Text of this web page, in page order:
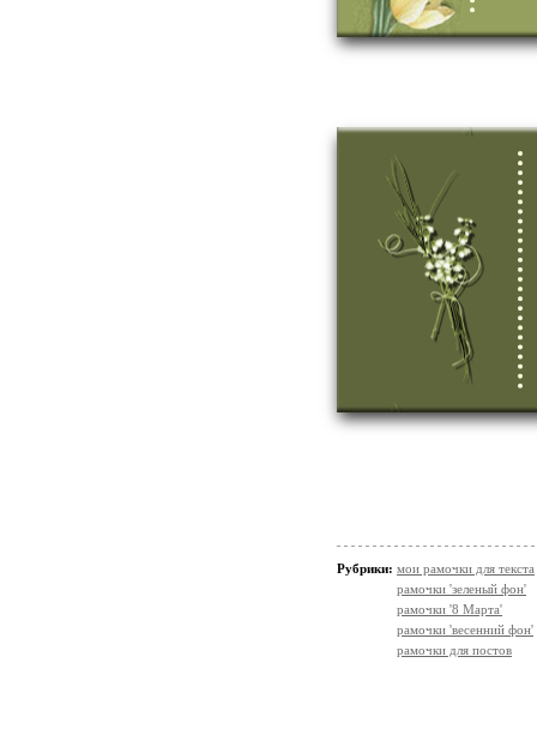
Рубрики: мои рамочки для текста
рамочки 'зеленый фон'
рамочки '8 Марта'
рамочки 'весенний фон'
рамочки для постов